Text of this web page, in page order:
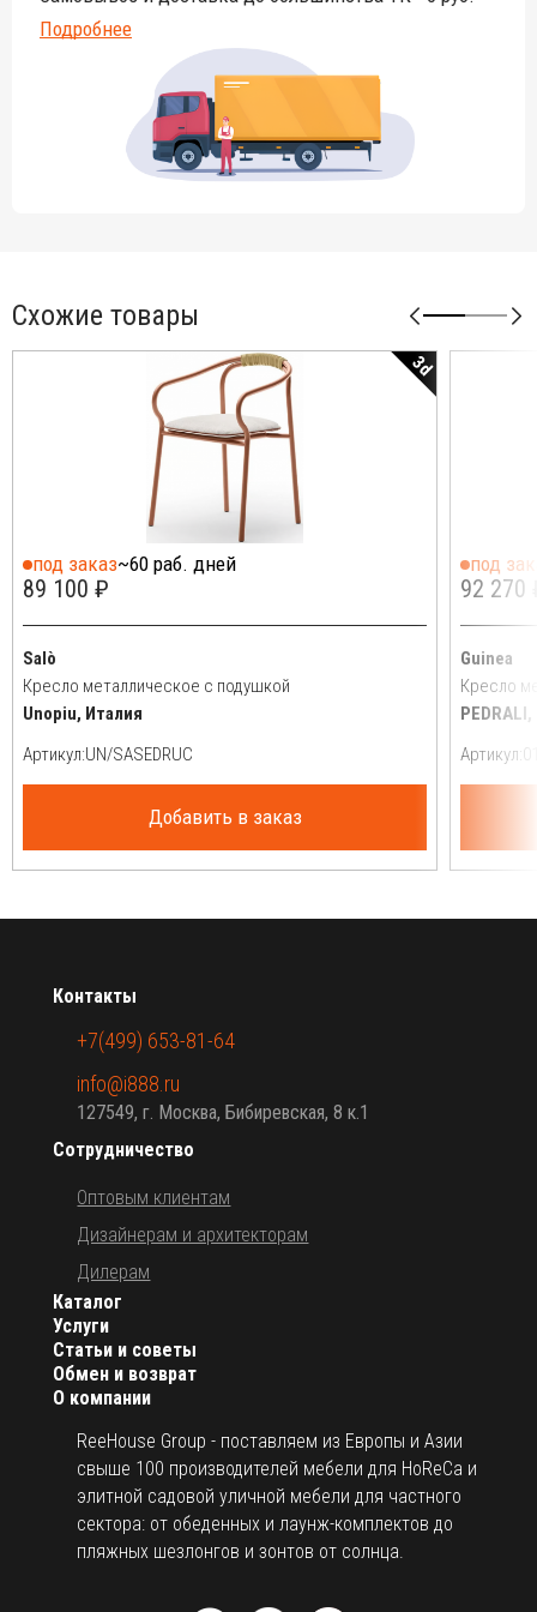
Подробнее
Схожие товары
3d
под заказ~60 раб. дней
89 100 ₽
Salò
Кресло металлическое с подушкой
Unopiu, Италия
Артикул:
Добавить в заказ
под
92 270
Guinea
Кресло
Артикул:
О компании
ReeHouse Group - поставляем из Европы и Азии
свыше 100 производителей мебели для HoReCa и
элитной садовой уличной мебели для частного
сектора: от обеденных и лаунж-комплектов до
пляжных шезлонгов и зонтов от солнца.
Каталог
Услуги
Статьи и советы
Обмен и возврат
Сотрудничество
Оптовым клиентам
Дизайнерам и архитекторам
Дилерам
Контакты
+7(499) 653-81-64
info@i888.ru
127549, г. Москва, Бибиревская, 8 к.1